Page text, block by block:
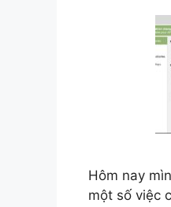
Hôm nay
một số việc